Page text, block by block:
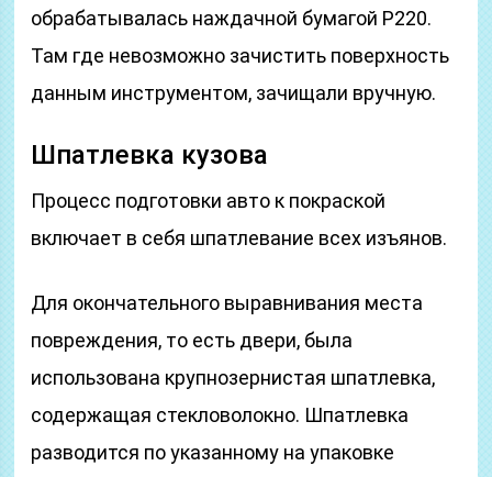
обрабатывалась наждачной бумагой Р220.
Там где невозможно зачистить поверхность
данным инструментом, зачищали вручную.
Шпатлевка кузова
Процесс подготовки авто к покраской
включает в себя шпатлевание всех изъянов.
Для окончательного выравнивания места
повреждения, то есть двери, была
использована крупнозернистая шпатлевка,
содержащая стекловолокно. Шпатлевка
разводится по указанному на упаковке